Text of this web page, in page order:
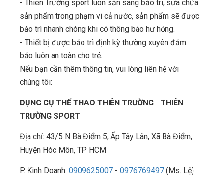
- Thiên Trường sport luôn sẵn sàng bảo trì, sửa chữa
sản phẩm trong phạm vi cả nước, sản phẩm sẽ được
bảo trì nhanh chóng khi có thông báo hư hỏng.
- Thiết bị được bảo trì định kỳ thường xuyên đảm
bảo luôn an toàn cho trẻ.
Nếu bạn cần thêm thông tin, vui lòng liên hệ với
chúng tôi:
DỤNG CỤ THỂ THAO THIÊN TRƯỜNG - THIÊN
TRƯỜNG SPORT
Địa chỉ: 43/5 N Bà Điểm 5, Ấp Tây Lân, Xã Bà Điểm,
Huyện Hóc Môn, TP HCM
P. Kinh Doanh: 0909625007 - 0976769497 (Ms. Lệ)